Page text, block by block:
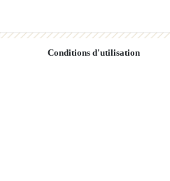
Conditions d'utilisation